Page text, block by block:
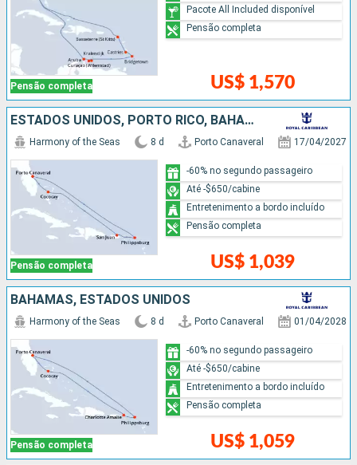
Pensão completa US$ 1,570
Pacote All Included disponível
Pensão completa
ESTADOS UNIDOS, PORTO RICO, BAHAMAS
Pensão completa
Harmony of the Seas 8 d Porto Canaveral 17/04/2027
US$ 1,039
-60% no segundo passageiro
Até -$650/cabine
Entretenimento a bordo incluído
Pensão completa
BAHAMAS, ESTADOS UNIDOS
Pensão completa
Harmony of the Seas 8 d Porto Canaveral 01/04/2028
US$ 1,059
-60% no segundo passageiro
Até -$650/cabine
Entretenimento a bordo incluído
Pensão completa